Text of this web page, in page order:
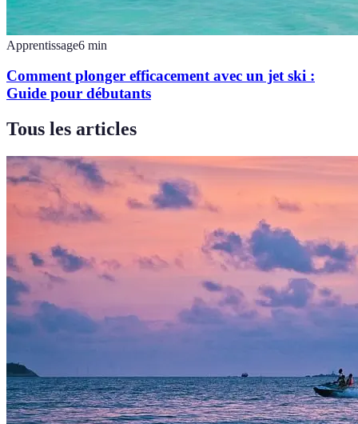
Apprentissage6 min
Comment plonger efficacement avec un jet ski :
Guide pour débutants
Tous les articles